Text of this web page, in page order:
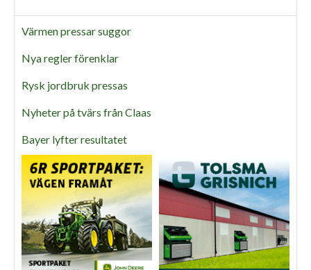
Värmen pressar suggor
Nya regler förenklar
Rysk jordbruk pressas
Nyheter på tvärs från Claas
Bayer lyfter resultatet